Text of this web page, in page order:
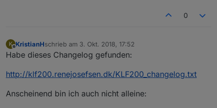
0
K
Offline
KristianHschrieb am 3. Okt. 2018, 17:52
zuletzt editiert von
Habe dieses Changelog gefunden:
http://klf200.renejosefsen.dk/KLF200_changelog.txt
Anscheinend bin ich auch nicht alleine: